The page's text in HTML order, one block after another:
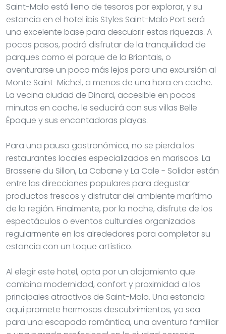
Saint-Malo está lleno de tesoros por explorar, y su
estancia en el hotel ibis Styles Saint-Malo Port será
una excelente base para descubrir estas riquezas. A
pocos pasos, podrá disfrutar de la tranquilidad de
parques como el parque de la Briantais, o
aventurarse un poco más lejos para una excursión al
Monte Saint-Michel, a menos de una hora en coche.
La vecina ciudad de Dinard, accesible en pocos
minutos en coche, le seducirá con sus villas Belle
Époque y sus encantadoras playas.
Para una pausa gastronómica, no se pierda los
restaurantes locales especializados en mariscos. La
Brasserie du Sillon, La Cabane y La Cale - Solidor están
entre las direcciones populares para degustar
productos frescos y disfrutar del ambiente marítimo
de la región. Finalmente, por la noche, disfrute de los
espectáculos o eventos culturales organizados
regularmente en los alrededores para completar su
estancia con un toque artístico.
Al elegir este hotel, opta por un alojamiento que
combina modernidad, confort y proximidad a los
principales atractivos de Saint-Malo. Una estancia
aquí promete hermosos descubrimientos, ya sea
para una escapada romántica, una aventura familiar